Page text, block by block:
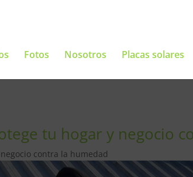
Fotos Nosotros Placas solares
tu hogar y negocio
contra la humedad